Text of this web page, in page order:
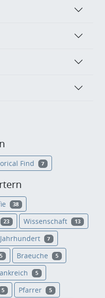
Find 7
38
23 Wissenschaft 13
7
5 Braeuche 5
5
5 Pfarrer 5